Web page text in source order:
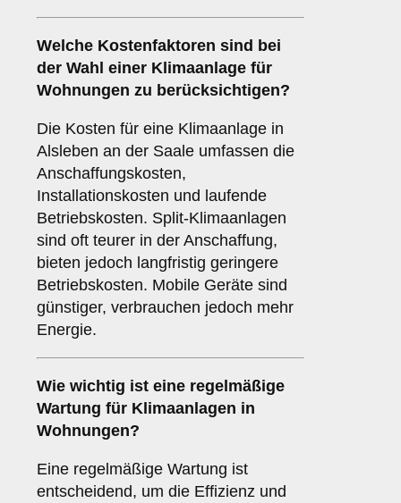
Welche Kostenfaktoren sind bei
der Wahl einer Klimaanlage für
Wohnungen zu berücksichtigen?
Die Kosten für eine Klimaanlage in
Alsleben an der Saale umfassen die
Anschaffungskosten,
Installationskosten und laufende
Betriebskosten. Split-Klimaanlagen
sind oft teurer in der Anschaffung,
bieten jedoch langfristig geringere
Betriebskosten. Mobile Geräte sind
günstiger, verbrauchen jedoch mehr
Energie.
Wie wichtig ist eine regelmäßige
Wartung für Klimaanlagen in
Wohnungen?
Eine regelmäßige Wartung ist
entscheidend, um die Effizienz und